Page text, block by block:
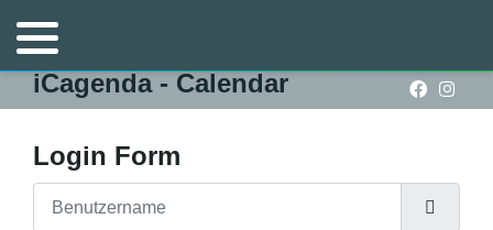
iCagenda - Calendar
Login Form
Benutzername
Der Vorstand
Beiträge ab 2022
Formulare